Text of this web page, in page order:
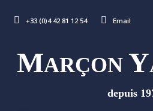
+33 (0)4 42 81 12 54 Email
MARÇON Y
depuis